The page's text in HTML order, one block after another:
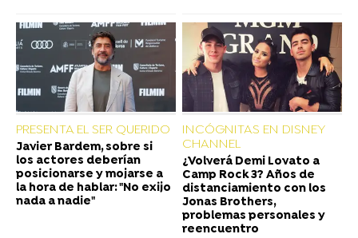
PRESENTA EL SER QUERIDO
Javier Bardem, sobre si
los actores deberían
posicionarse y mojarse a
la hora de hablar: "No exijo
nada a nadie"
INCÓGNITAS EN DISNEY
CHANNEL
¿Volverá Demi Lovato a
Camp Rock 3? Años de
distanciamiento con los
Jonas Brothers,
problemas personales y
reencuentro